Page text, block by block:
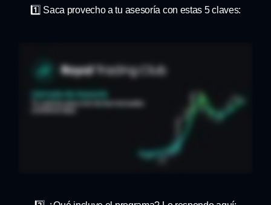
1️⃣ Saca provecho a tu asesoría con estas 5 claves: